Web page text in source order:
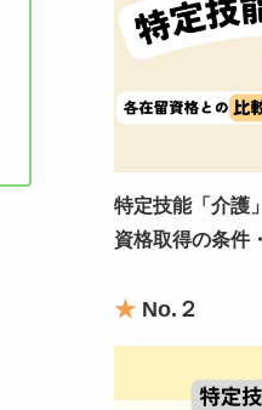
特定技能「介護
資格取得の条件
★ No. ２